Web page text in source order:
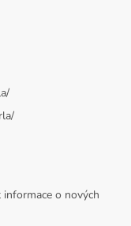
o nových